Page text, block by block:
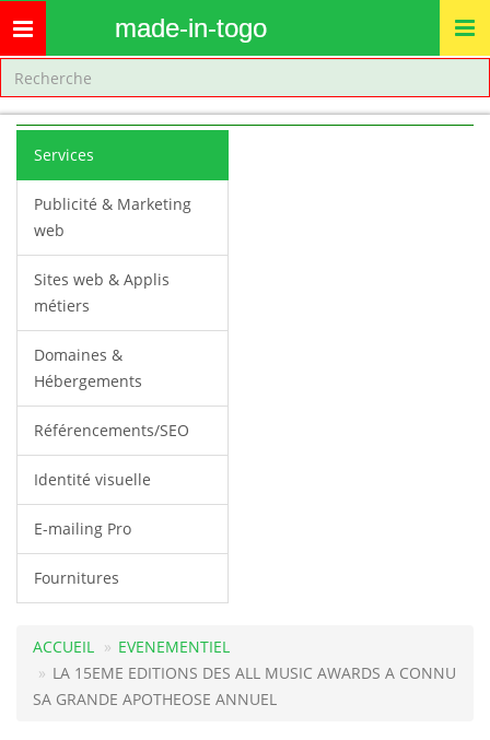
Toggle
navigation
made-in-togo
Services
Publicité & Marketing
web
Sites web & Applis
métiers
Domaines &
Hébergements
Référencements/SEO
Identité visuelle
E-mailing Pro
Fournitures
ACCUEIL
EVENEMENTIEL
LA 15EME EDITIONS DES ALL MUSIC AWARDS A CONNU
SA GRANDE APOTHEOSE ANNUEL